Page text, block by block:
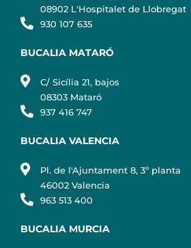
08902 L'Hospitalet de Llobregat
930 107 635
BUCALIA MATARÓ
C/ Sicília 21, bajos
08303 Mataró
937 416 747
BUCALIA VALENCIA
Pl. de l'Ajuntament 8, 3º planta
46002 Valencia
963 513 400
BUCALIA MURCIA